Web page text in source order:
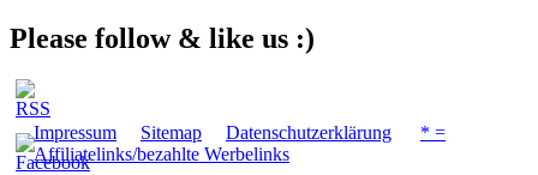
Please follow & like us :)
Impressum Sitemap Datenschutzerklärung
* =
Affiliatelinks/bezahlte Werbelinks